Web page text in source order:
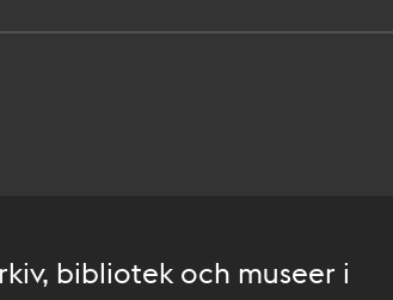
bibliotek och museer i